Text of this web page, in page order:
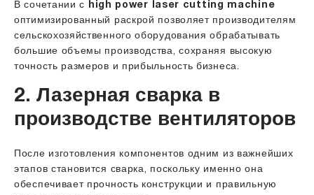
В сочетании с high power laser cutting machine
оптимизированный раскрой позволяет производителям
сельскохозяйственного оборудования обрабатывать
большие объемы производства, сохраняя высокую
точность размеров и прибыльность бизнеса.
2. Лазерная сварка в
производстве вентиляторов
После изготовления компонентов одним из важнейших
этапов становится сварка, поскольку именно она
обеспечивает прочность конструкции и правильную